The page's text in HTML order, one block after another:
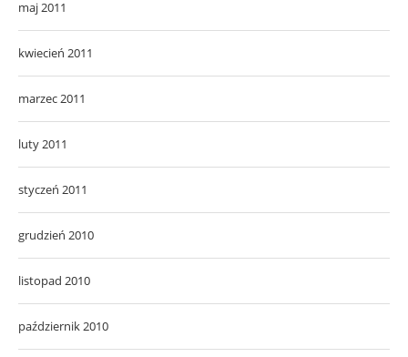
luty 2011
styczeń 2011
grudzień 2010
listopad 2010
październik 2010
wrzesień 2010
sierpień 2010